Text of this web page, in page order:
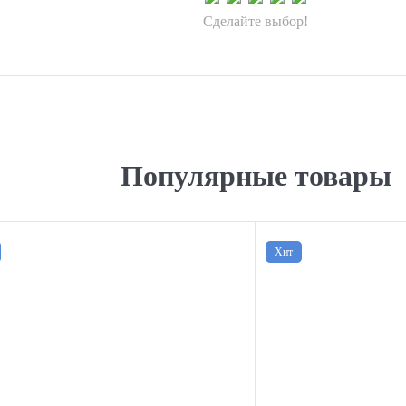
Сделайте выбор!
Популярные товары
Хит